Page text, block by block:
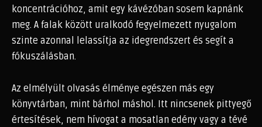
koncentrációhoz, amit egy kávézóban sosem kapnánk
meg. A falak között uralkodó fegyelmezett nyugalom
szinte azonnal lelassítja az idegrendszert és segít a
fókuszálásban.
Az elmélyült olvasás élménye egészen más egy
könyvtárban, mint bárhol máshol. Itt nincsenek pittyegő
értesítések, nem hívogat a mosatlan edény vagy a tévé